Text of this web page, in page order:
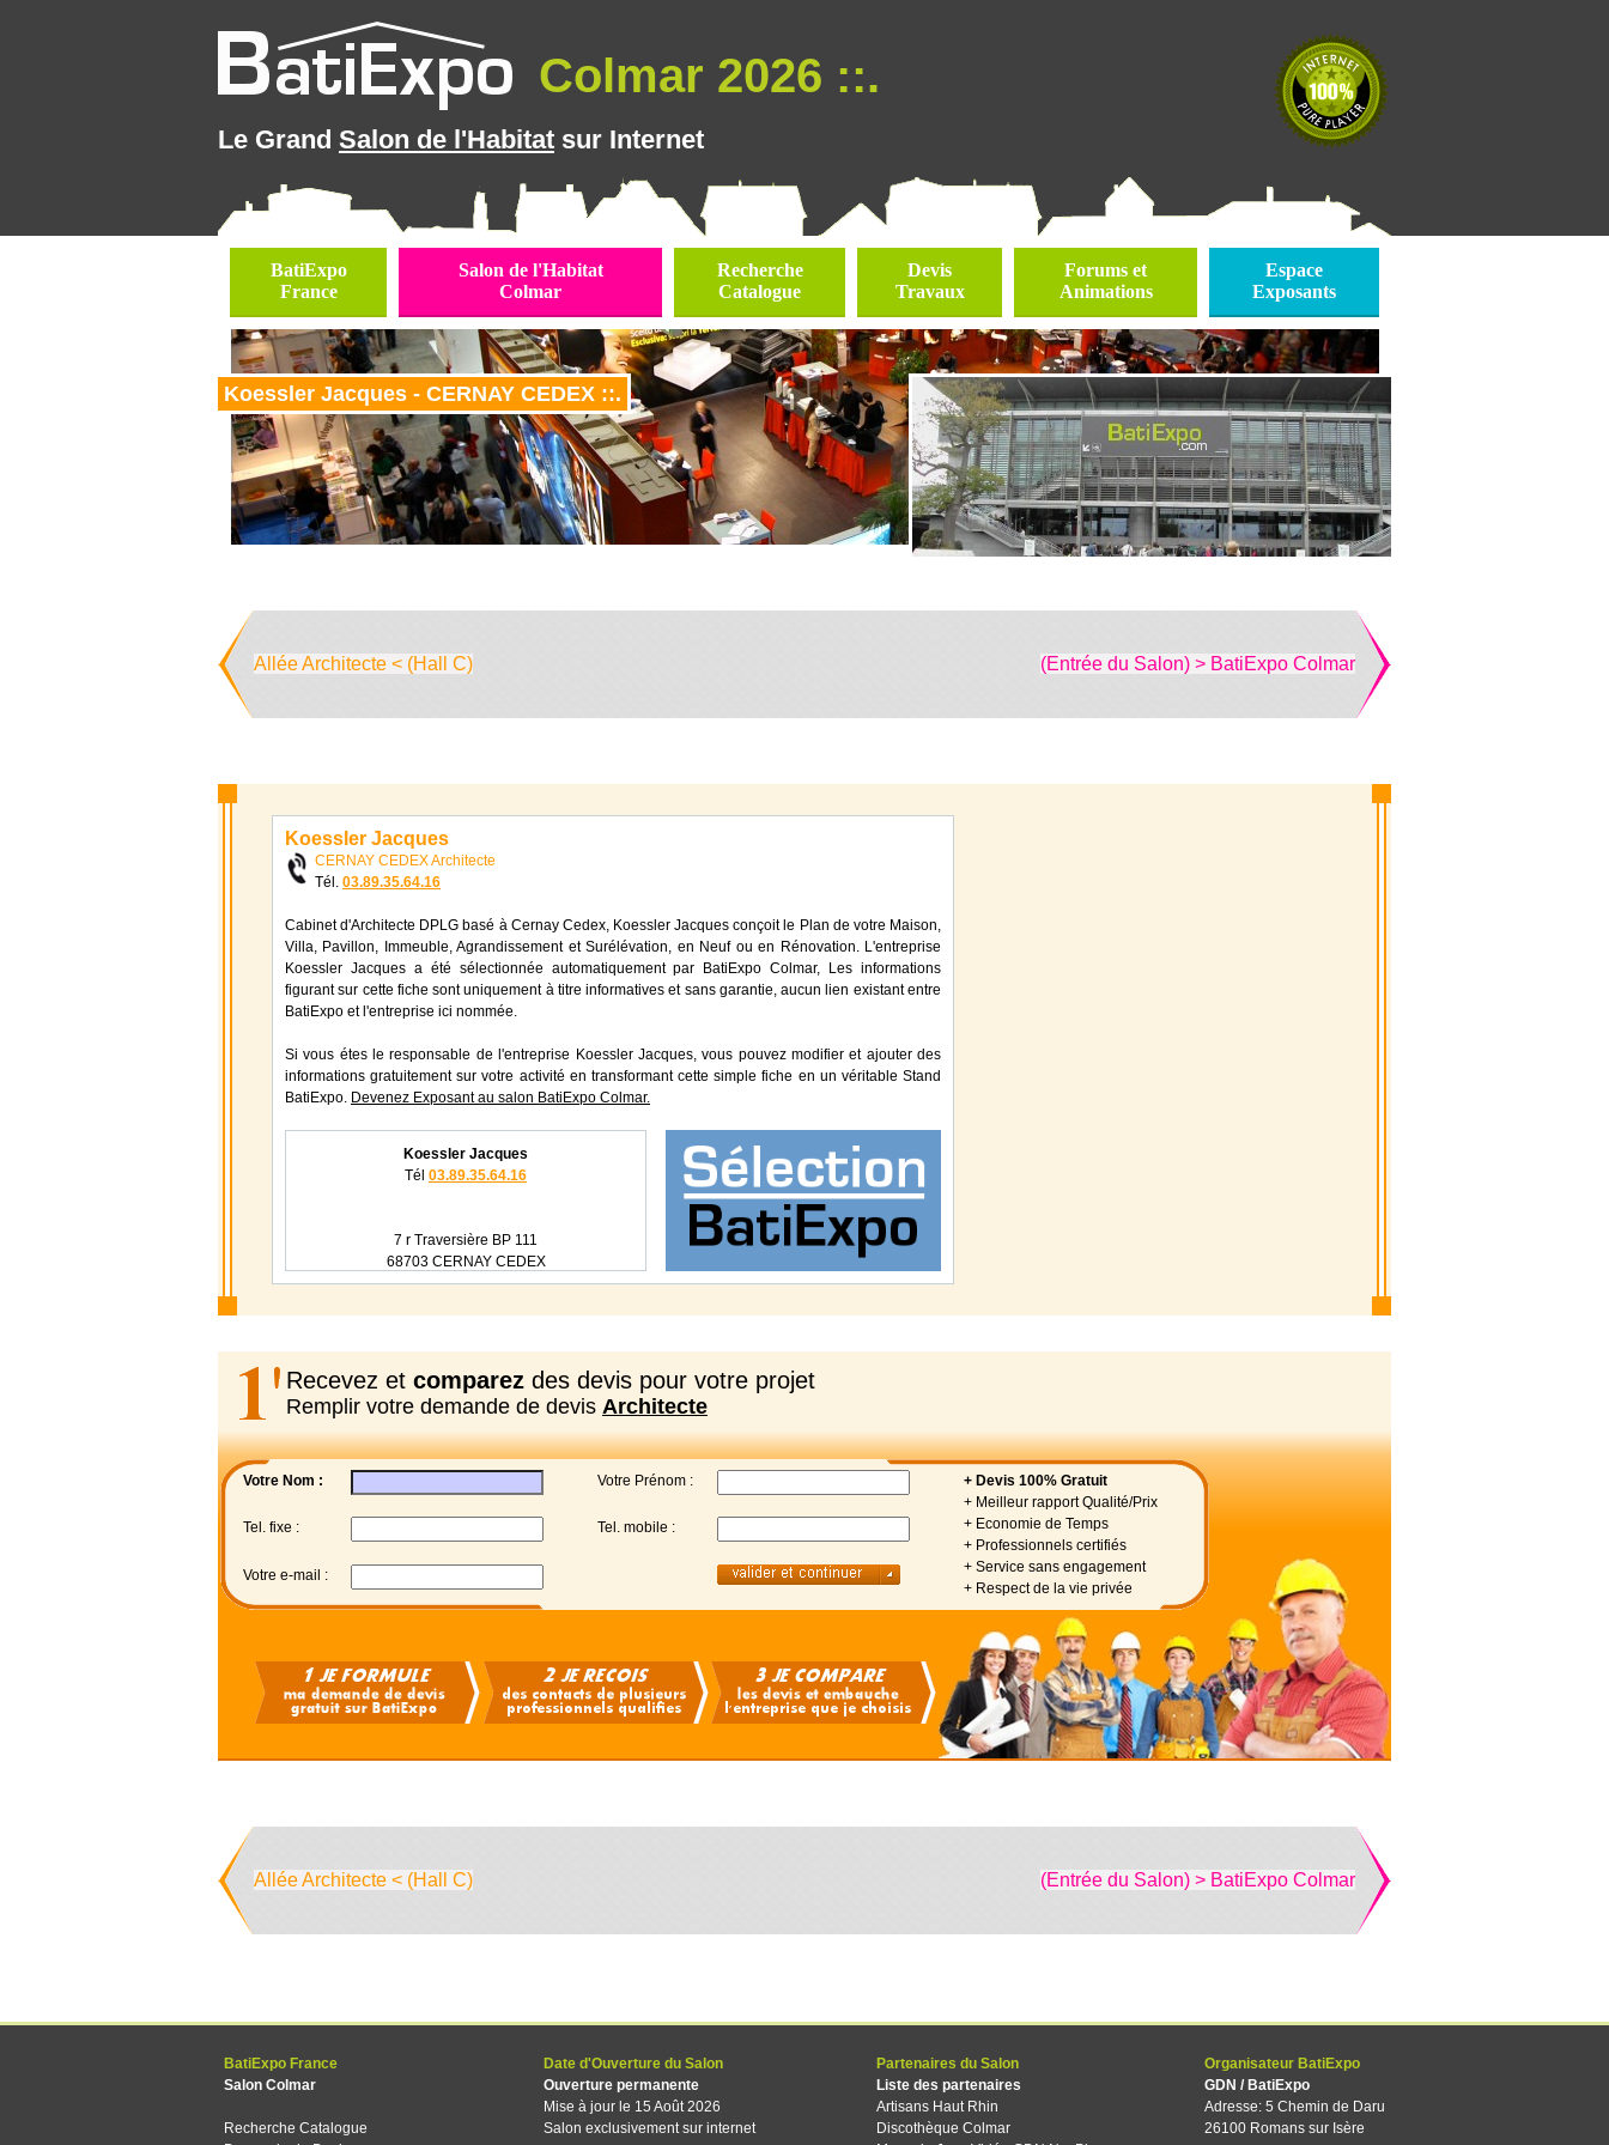
Colmar 2026 ::.
Le Grand Salon de l'Habitat sur Internet
BatiExpo
France
Salon de l'Habitat
Colmar
Recherche
Catalogue
Devis
Travaux
Forums et
Animations
Espace
Exposants
Koessler Jacques - CERNAY CEDEX ::.
Allée Architecte < (Hall C) (Entrée du Salon) > BatiExpo Colmar
Koessler Jacques
CERNAY CEDEX Architecte
Tél. 03.89.35.64.16
Cabinet d'Architecte DPLG basé à Cernay Cedex, Koessler Jacques conçoit le Plan de votre Maison,
Villa, Pavillon, Immeuble, Agrandissement et Surélévation, en Neuf ou en Rénovation. L'entreprise
Koessler Jacques a été sélectionnée automatiquement par BatiExpo Colmar, Les informations
figurant sur cette fiche sont uniquement à titre informatives et sans garantie, aucun lien existant entre
BatiExpo et l'entreprise ici nommée.
Si vous étes le responsable de l'entreprise Koessler Jacques, vous pouvez modifier et ajouter des
informations gratuitement sur votre activité en transformant cette simple fiche en un véritable Stand
BatiExpo. Devenez Exposant au salon BatiExpo Colmar.
Koessler Jacques
Tél 03.89.35.64.16
7 r Traversière BP 111
68703 CERNAY CEDEX
Recevez et comparez des devis pour votre projet
Remplir votre demande de devis Architecte
Votre Nom : Votre Prénom :
+ Devis 100% Gratuit
+ Meilleur rapport Qualité/Prix
+ Economie de Temps
+ Professionnels certifiés
+ Service sans engagement
+ Respect de la vie privée
Tel. fixe : Tel. mobile :
Votre e-mail :
Allée Architecte < (Hall C) (Entrée du Salon) > BatiExpo Colmar
BatiExpo France
Salon Colmar
Recherche Catalogue
Date d'Ouverture du Salon
Ouverture permanente
Mise à jour le 15 Août 2026
Salon exclusivement sur internet
Partenaires du Salon
Liste des partenaires
Artisans Haut Rhin
Discothèque Colmar
Organisateur BatiExpo
GDN / BatiExpo
Adresse: 5 Chemin de Daru
26100 Romans sur Isère